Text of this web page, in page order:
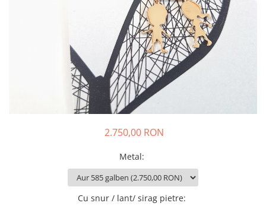
2.750,00 RON
Metal:
Cu snur / lant/ sirag pietre: